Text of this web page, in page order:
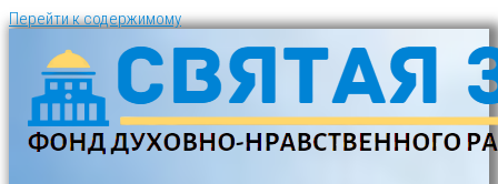
Перейти к содержимому